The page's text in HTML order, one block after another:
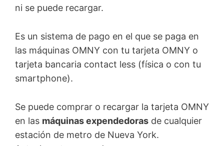
ni se puede recargar.
Es un sistema de pago en el que se paga en
las máquinas OMNY con tu tarjeta OMNY o
tarjeta bancaria contact less (física o con tu
smartphone).
Se puede comprar o recargar la tarjeta OMNY
en las máquinas expendedoras de cualquier
estación de metro de Nueva York.